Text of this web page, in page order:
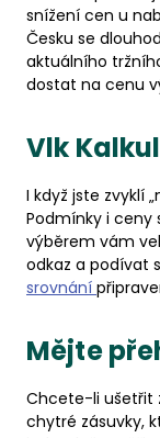
snížení cen u
Česku se
aktuálního
dostat na cenu
Vlk
I když jste zvyklí
Podmínky i ceny
výběrem vám
odkaz a podívat
srovnání
Mějte
Chcete-li ušetřit
chytré zásuvky,